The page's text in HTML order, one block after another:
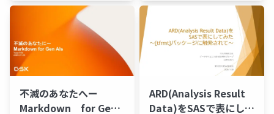
不滅のあなたへー
Markdown for Gen
ARD(Analysis Result
Data)をSASで表にして